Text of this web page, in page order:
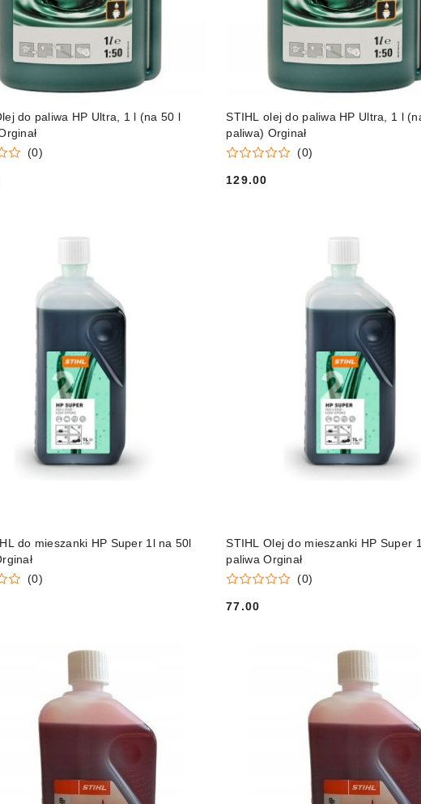
do paliwa HP Ultra, 1 l (na 50 l
(0)
DO KOSZYKA
STIHL olej do paliwa HP Ultra, 1 l
paliwa) Orginał
(0)
Cena:
129.00
DO KOSZYKA
do mieszanki HP Super 1l na 50l
(0)
STIHL Olej do mieszanki HP Super
paliwa Orginał
(0)
Cena:
77.00